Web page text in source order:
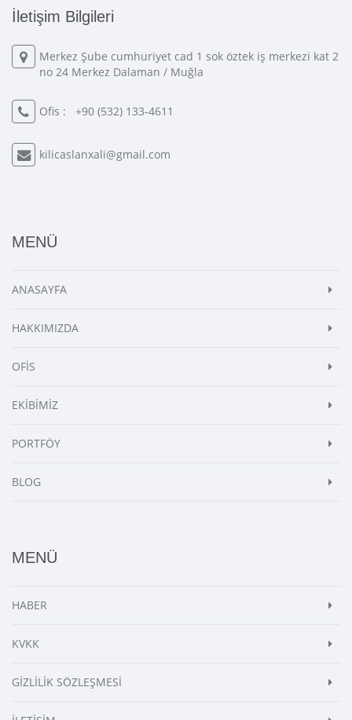
İletişim Bilgileri
Merkez Şube cumhuriyet cad 1 sok öztek iş merkezi kat 2
no 24 Merkez Dalaman / Muğla
Ofis : +90 (532) 133-4611
kilicaslanxali@gmail.com
MENÜ
ANASAYFA
HAKKIMIZDA
OFİS
EKİBİMİZ
PORTFÖY
BLOG
MENÜ
HABER
KVKK
GİZLİLİK SÖZLEŞMESİ